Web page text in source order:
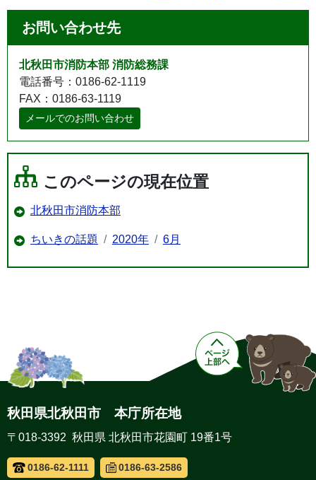
お問い合わせ先
北秋田市消防本部 消防総務課
電話番号：0186-62-1119
FAX：0186-63-1119
メールでのお問い合わせ
このページの現在位置
北秋田市消防本部
ちいきの話題 2020年 6月
秋田県北秋田市 本庁所在地
〒018-3392 秋田県 北秋田市花園町 19番1号
0186-62-1111 0186-63-2586